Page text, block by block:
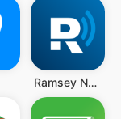
Ramsey Network